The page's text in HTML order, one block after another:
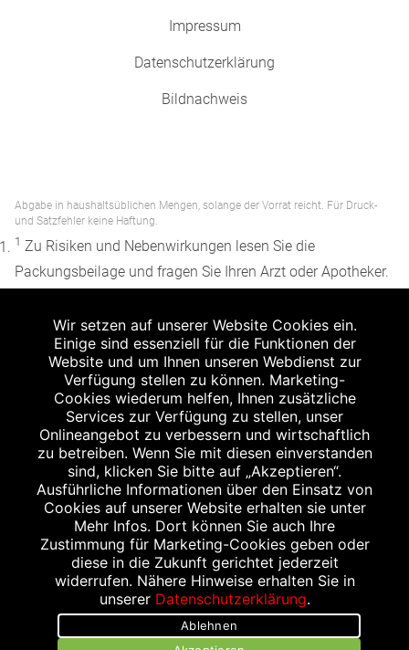
Impressum
Datenschutzerklärung
Bildnachweis
Abgabe in haushaltsüblichen Mengen, solange der Vorrat reicht. Für Druck-
und Satzfehler keine Haftung.
1 Zu Risiken und Nebenwirkungen lesen Sie die
Packungsbeilage und fragen Sie Ihren Arzt oder Apotheker.
Apothekenerstattungspreis (AEP). Der AEP ist keine
unverbindliche Preisempfehlung der Hersteller. Der AEP ist
ein von den Apotheken in Ansatz gebrachter Preis für
rezeptfreie Arzneimittel. Er entspricht in der Höhe dem für
Apotheken verbindlichen Abgabepreis, zu dem eine
Apotheke in bestimmten Fällen (z.B. bei Kindern unter 12
Jahren) das Produkt mit der gesetzlichen
Krankenversicherung abrechnet. Der AEP ist der allgemeine
Erstattungspreis im Falle einer Kostenübernahme durch die
gesetzlichen Krankenkassen, vor Abzug eines
Zwangsrabattes (zur Zeit 5%) nach §130 Abs. 1 SGB V.
Unverbindliche Preisempfehlung des Herstellers (UVP).
powered by apovena.de
Wir setzen auf unserer Website Cookies ein.
Einige sind essenziell für die Funktionen der
Website und um Ihnen unseren Webdienst zur
Verfügung stellen zu können. Marketing-
Cookies wiederum helfen, Ihnen zusätzliche
Services zur Verfügung zu stellen, unser
Onlineangebot zu verbessern und wirtschaftlich
zu betreiben. Wenn Sie mit diesen einverstanden
sind, klicken Sie bitte auf „Akzeptieren“.
Ausführliche Informationen über den Einsatz von
Cookies auf unserer Website erhalten sie unter
Mehr Infos. Dort können Sie auch Ihre
Zustimmung für Marketing-Cookies geben oder
diese in die Zukunft gerichtet jederzeit
widerrufen. Nähere Hinweise erhalten Sie in
unserer Datenschutzerklärung.
Ablehnen